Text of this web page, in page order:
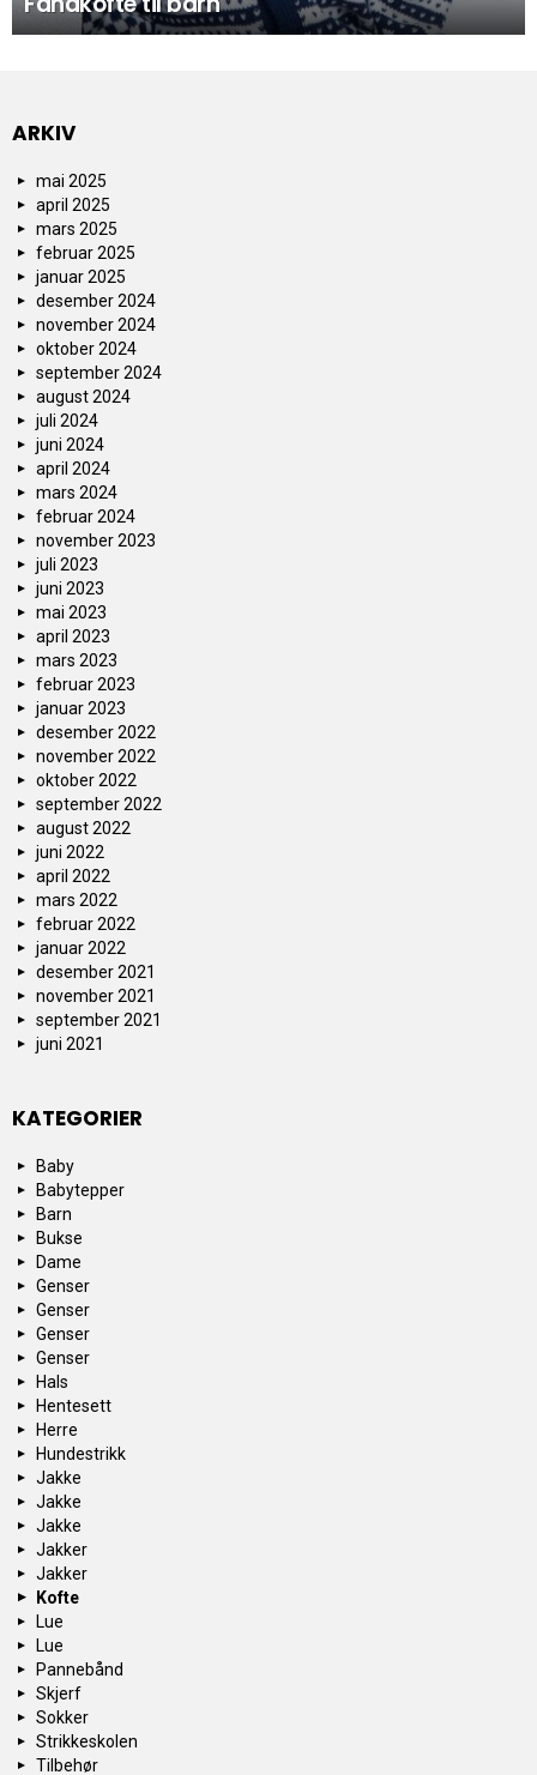
ARKIV
mai 2025
april 2025
mars 2025
februar 2025
januar 2025
desember 2024
november 2024
oktober 2024
september 2024
august 2024
juli 2024
juni 2024
april 2024
mars 2024
februar 2024
november 2023
juli 2023
juni 2023
mai 2023
april 2023
mars 2023
februar 2023
januar 2023
desember 2022
november 2022
oktober 2022
september 2022
august 2022
juni 2022
april 2022
mars 2022
februar 2022
januar 2022
desember 2021
november 2021
september 2021
juni 2021
KATEGORIER
Baby
Babytepper
Barn
Bukse
Dame
Genser
Genser
Genser
Genser
Hals
Hentesett
Herre
Hundestrikk
Jakke
Jakke
Jakke
Jakker
Jakker
Kofte
Lue
Lue
Pannebånd
Skjerf
Sokker
Strikkeskolen
Tilbehør